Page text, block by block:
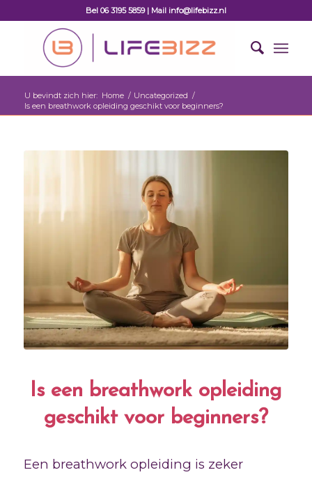
Bel 06 3195 5859 | Mail info@lifebizz.nl
U bevindt zich hier: Home / Uncategorized /
Is een breathwork opleiding geschikt voor beginners?
Is een breathwork opleiding
geschikt voor beginners?
Een breathwork opleiding is zeker